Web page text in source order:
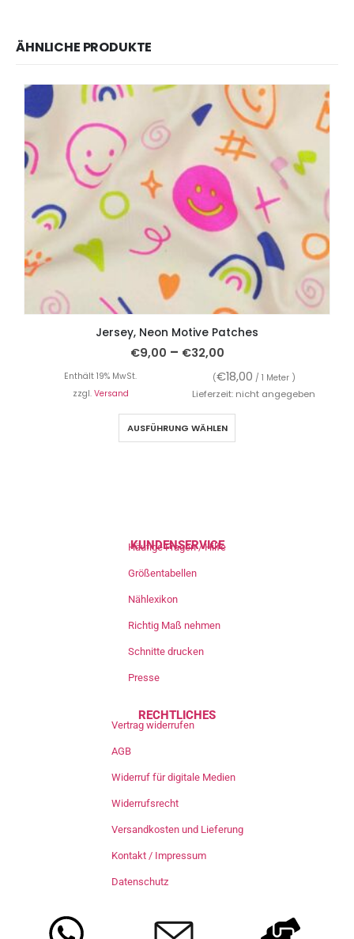
ÄHNLICHE PRODUKTE
Jersey, Neon Motive Patches
€9,00 – €32,00
Enthält 19% MwSt. (€18,00 / 1 Meter )
zzgl. Versand Lieferzeit: nicht angegeben
AUSFÜHRUNG WÄHLEN
KUNDENSERVICE
Häufige Fragen / Hilfe
Größentabellen
Nählexikon
Richtig Maß nehmen
Schnitte drucken
Presse
RECHTLICHES
Vertrag widerrufen
AGB
Widerruf für digitale Medien
Widerrufsrecht
Versandkosten und Lieferung
Kontakt / Impressum
Datenschutz